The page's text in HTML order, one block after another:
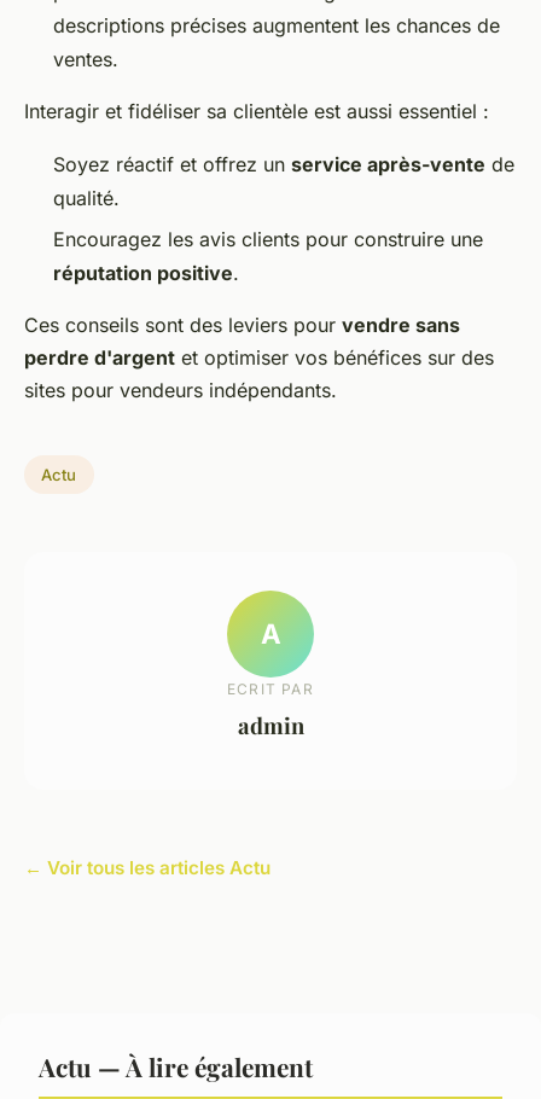
descriptions précises augmentent les chances de
ventes.
Interagir et fidéliser sa clientèle est aussi essentiel :
Soyez réactif et offrez un service après-vente de
qualité.
Encouragez les avis clients pour construire une
réputation positive.
Ces conseils sont des leviers pour vendre sans
perdre d'argent et optimiser vos bénéfices sur des
sites pour vendeurs indépendants.
Actu
A
ECRIT PAR
admin
← Voir tous les articles Actu
Actu — À lire également